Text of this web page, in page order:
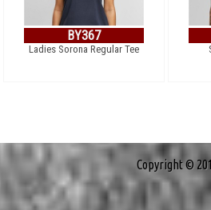
BY367
Ladies Sorona Regular Tee
Copyright ©